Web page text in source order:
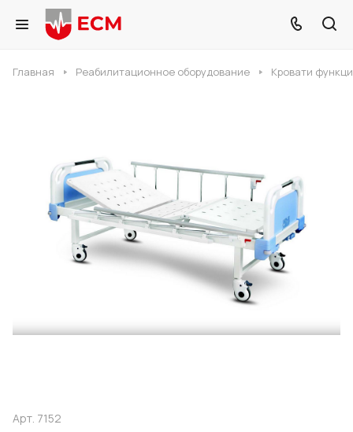
Главная Реабилитационное оборудование Кровати
Арт. 7152